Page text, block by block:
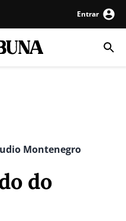
Entrar
Montenegro
do